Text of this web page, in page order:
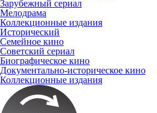
Зарубежный сериал
Мелодрама
Коллекционные издания
Исторический
Семейное кино
Советский сериал
Биографическое кино
Документально-историческое кино
Коллекционные издания